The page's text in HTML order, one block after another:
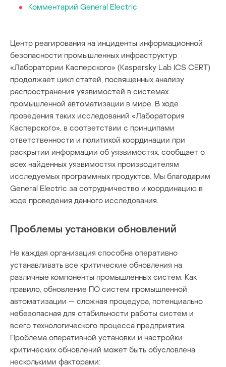
Комментарий General Electric
Центр реагирования на инциденты информационной
безопасности промышленных инфраструктур
«Лаборатории Касперского» (Kaspersky Lab ICS CERT)
продолжает цикл статей, посвященных анализу
распространения уязвимостей в системах
промышленной автоматизации в мире. В ходе
проведения таких исследований «Лаборатория
Касперского», в соответствии с принципами
ответственности и политикой координации при
раскрытии информации об уязвимостях, сообщает о
всех найденных уязвимостях производителям
исследуемых программных продуктов. Мы благодарим
General Electric за сотрудничество и координацию в
ходе проведения данного исследования.
Проблемы установки обновлений
Не каждая организация способна оперативно
устанавливать все критические обновления на
различные компоненты промышленных систем. Как
правило, обновление ПО систем промышленной
автоматизации — сложная процедура, потенциально
небезопасная для стабильности работы систем и
всего технологического процесса предприятия.
Проблема оперативной установки и настройки
критических обновлений может быть обусловлена
несколькими факторами: